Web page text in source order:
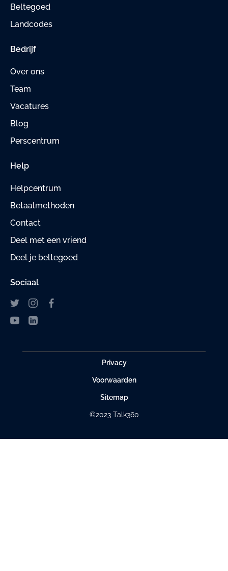
Beltegoed
Landcodes
Bedrijf
Over ons
Team
Vacatures
Blog
Perscentrum
Help
Helpcentrum
Betaalmethoden
Contact
Deel met een vriend
Deel je beltegoed
Sociaal
Privacy
Voorwaarden
Sitemap
©2023 Talk360